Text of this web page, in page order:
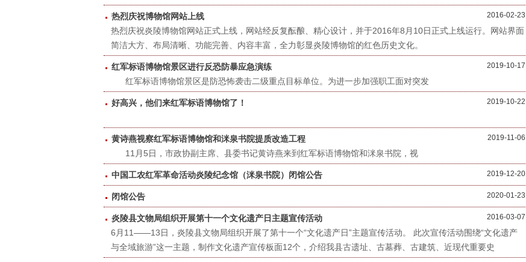
热烈庆祝博物馆网站上线 2016-02-23
热烈庆祝炎陵博物馆网站正式上线，网站经反复酝酿、精心设计，并于2016年8月10日正式上线运行。网站界面
简洁大方、布局清晰、功能完善、内容丰富，全力彰显炎陵博物馆的红色历史文化。
红军标语博物馆景区进行反恐防暴应急演练 2019-10-17
​ 红军标语博物馆景区是防恐怖袭击二级重点目标单位。为进一步加强职工面对突发
好高兴，他们来红军标语博物馆了！ 2019-10-22
黄诗燕视察红军标语博物馆和洣泉书院提质改造工程 2019-11-06
​11月5日，市政协副主席、县委书记黄诗燕来到红军标语博物馆和洣泉书院，视
中国工农红军革命活动炎陵纪念馆（洣泉书院）闭馆公告 2019-12-20
闭馆公告 2020-01-23
炎陵县文物局组织开展第十一个文化遗产日主题宣传活动 2016-03-07
6月11——13日，炎陵县文物局组织开展了第十一个“文化遗产日”主题宣传活动。 此次宣传活动围绕“文化遗产
与全域旅游”这一主题，制作文化遗产宣传板面12个，介绍我县古遗址、古墓葬、古建筑、近现代重要史